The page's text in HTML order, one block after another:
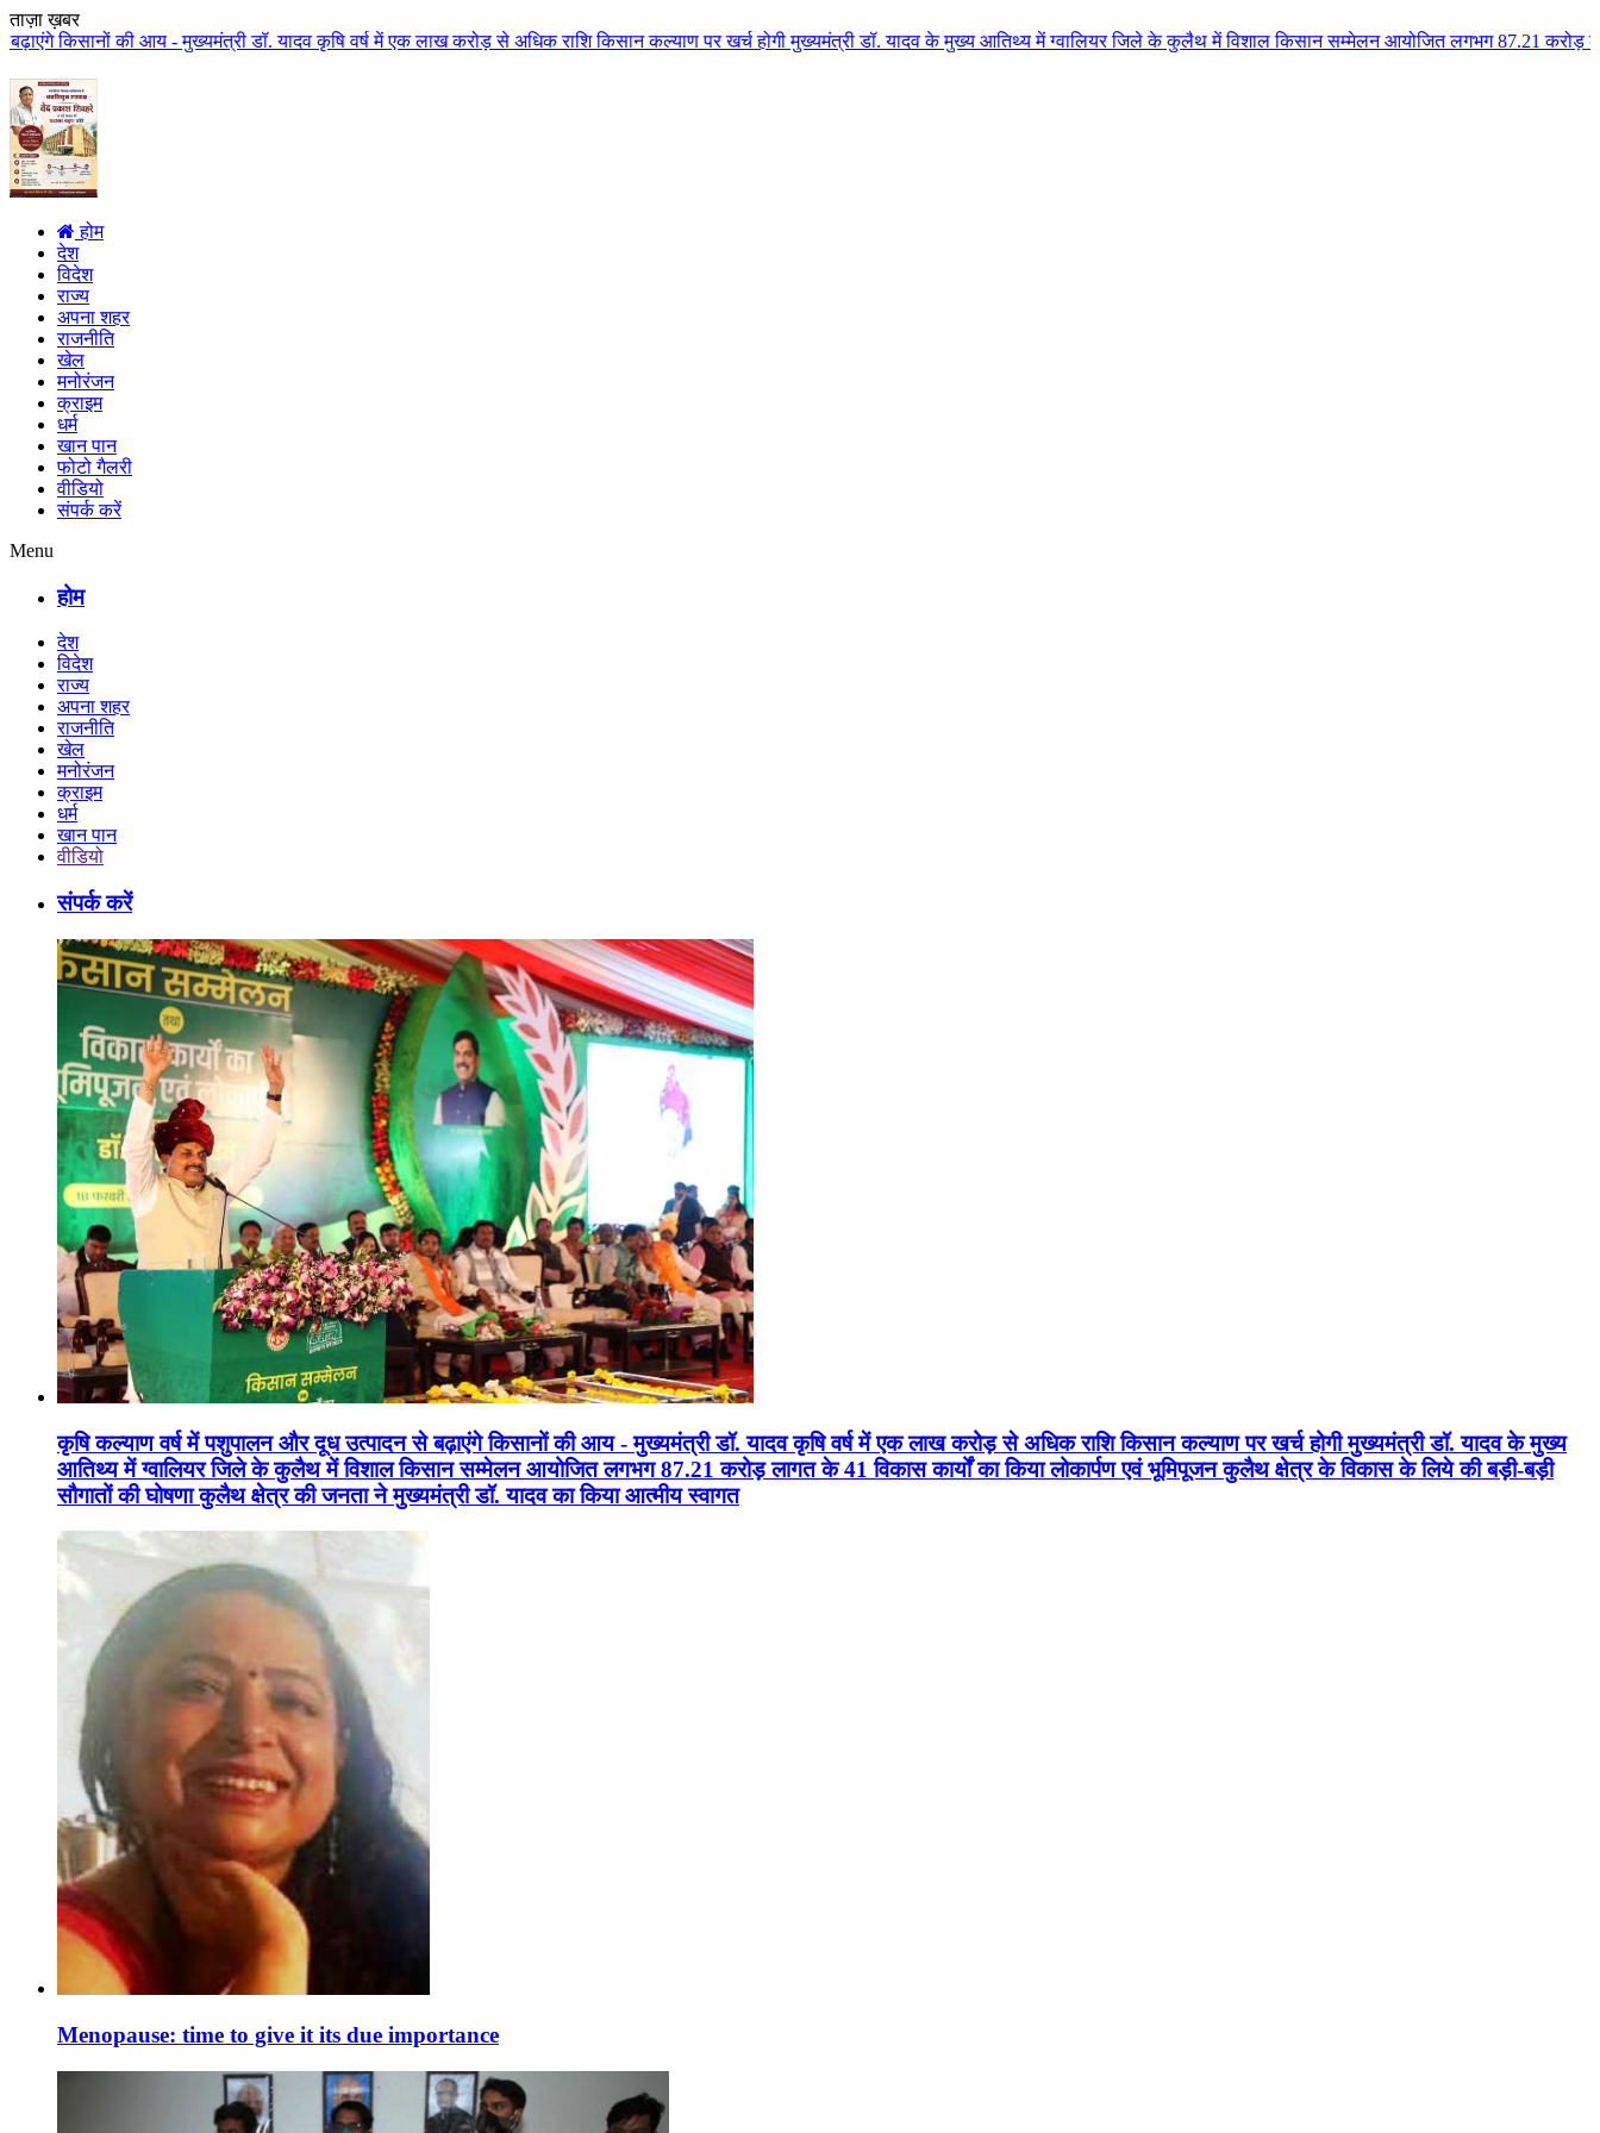
ताज़ा ख़बर
- मुख्यमंत्री डॉ. यादव कृषि वर्ष में एक लाख करोड़ से अधिक राशि किसान कल्याण पर खर्च होगी मुख्यमंत्री डॉ. यादव के मुख्य आतिथ्य में ग्वालियर जिले के कुलैथ में विशाल किसान सम्मेलन आयोजित लगभग 87.21 करोड़ लागत के 41
होम
देश
विदेश
राज्य
अपना शहर
राजनीति
खेल
मनोरंजन
क्राइम
धर्म
खान पान
फोटो गैलरी
वीडियो
संपर्क करें
Menu
होम
देश
विदेश
राज्य
अपना शहर
राजनीति
खेल
मनोरंजन
क्राइम
धर्म
खान पान
वीडियो
संपर्क करें
कृषि कल्याण वर्ष में पशुपालन और दूध उत्पादन से बढ़ाएंगे किसानों की आय - मुख्यमंत्री डॉ. यादव कृषि वर्ष में एक लाख करोड़ से अधिक राशि किसान कल्याण पर खर्च होगी मुख्यमंत्री डॉ. यादव के मुख्य
आतिथ्य में ग्वालियर जिले के कुलैथ में विशाल किसान सम्मेलन आयोजित लगभग 87.21 करोड़ लागत के 41 विकास कार्यों का किया लोकार्पण एवं भूमिपूजन कुलैथ क्षेत्र के विकास के लिये की बड़ी-बड़ी
सौगातों की घोषणा कुलैथ क्षेत्र की जनता ने मुख्यमंत्री डॉ. यादव का किया आत्मीय स्वागत
Menopause: time to give it its due importance